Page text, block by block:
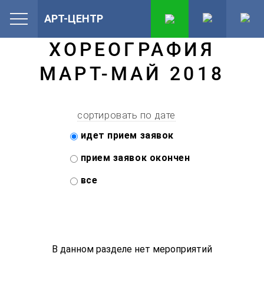
ХОРЕОГРАФИЯ
МАРТ-МАЙ 2018
сортировать по дате
идет прием заявок
прием заявок окончен
все
В данном разделе нет мероприятий
АРТ-ЦЕНТР